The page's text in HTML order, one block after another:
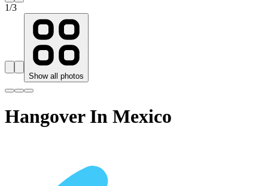
1/3
Show all photos
Hangover In Mexico